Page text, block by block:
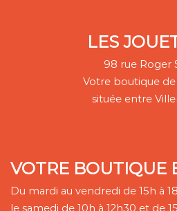
LES
98 rue Roger
Votre boutique
située entre
VOTRE BOUTIQUE
Du mardi au vendredi de 15h à
le samedi de 10h à 12h30 et de